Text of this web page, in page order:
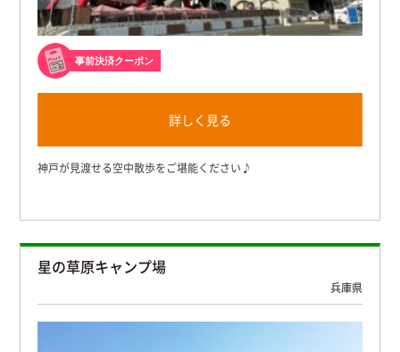
事前決済クーポン
詳しく見る
神戸が見渡せる空中散歩をご堪能ください♪
星の草原キャンプ場
兵庫県